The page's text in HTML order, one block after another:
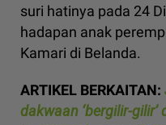
suri hatinya pada 24
hadapan anak
Kamari di Belanda.
ARTIKEL BERKAITAN:
dakwaan ‘bergilir-